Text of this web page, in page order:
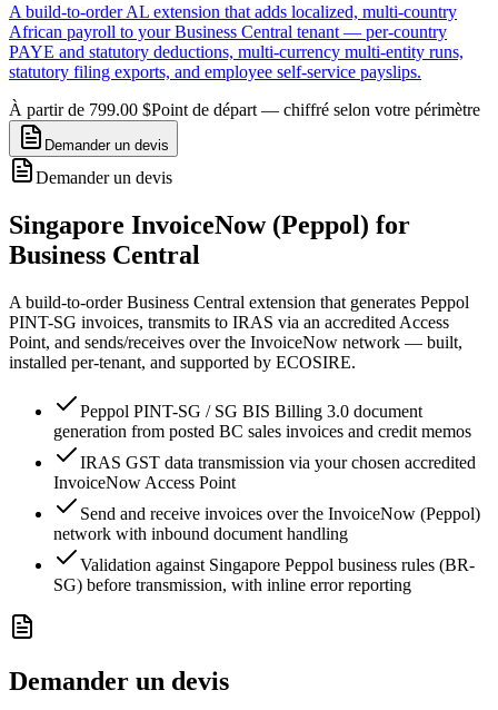
A build-to-order AL extension that adds localized, multi-country
African payroll to your Business Central tenant — per-country
PAYE and statutory deductions, multi-currency multi-entity runs,
statutory filing exports, and employee self-service payslips.
À partir de 799.00 $Point de départ — chiffré selon votre périmètre
Demander un devis
Demander un devis
Singapore InvoiceNow (Peppol) for
Business Central
A build-to-order Business Central extension that generates Peppol
PINT-SG invoices, transmits to IRAS via an accredited Access
Point, and sends/receives over the InvoiceNow network — built,
installed per-tenant, and supported by ECOSIRE.
Peppol PINT-SG / SG BIS Billing 3.0 document
generation from posted BC sales invoices and credit memos
IRAS GST data transmission via your chosen accredited
InvoiceNow Access Point
Send and receive invoices over the InvoiceNow (Peppol)
network with inbound document handling
Validation against Singapore Peppol business rules (BR-
SG) before transmission, with inline error reporting
Demander un devis